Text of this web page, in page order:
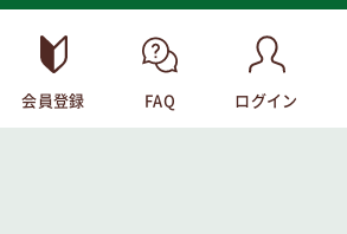
会員登録 FAQ ログイン